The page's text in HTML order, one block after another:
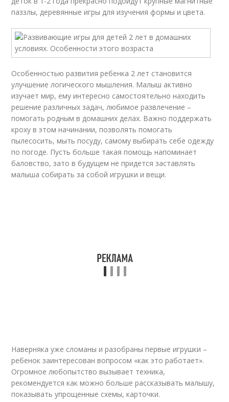
паззлы, деревянные игры для изучения формы и цвета.
Особенностью развития ребенка 2 лет становится
улучшение логического мышления. Малыш активно
изучает мир, ему интересно самостоятельно находить
решение различных задач, любимое развлечение –
помогать родным в домашних делах. Важно поддержать
кроху в этом начинании, позволять помогать
пылесосить, мыть посуду, самому выбирать себе одежду
по погоде. Пусть больше такая помощь напоминает
баловство, зато в будущем не придется заставлять
малыша собирать за собой игрушки и вещи.
Наверняка уже сломаны и разобраны первые игрушки –
ребенок заинтересован вопросом «как это работает».
Огромное любопытство вызывает техника,
рекомендуется как можно больше рассказывать малышу,
показывать упрощенные схемы, карточки.